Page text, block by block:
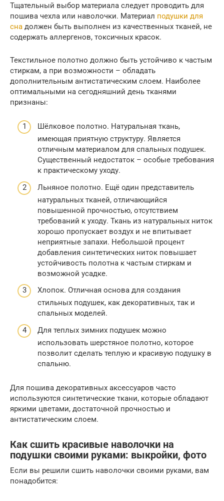
Тщательный выбор материала следует проводить для
пошива чехла или наволочки. Материал подушки для
сна должен быть выполнен из качественных тканей, не
содержать аллергенов, токсичных красок.
Текстильное полотно должно быть устойчиво к частым
стиркам, а при возможности – обладать
дополнительным антистатическим слоем. Наиболее
оптимальными на сегодняшний день тканями
признаны:
Шёлковое полотно. Натуральная ткань,
имеющая приятную структуру. Является
отличным материалом для спальных подушек.
Существенный недостаток – особые требования
к практическому уходу.
Льняное полотно. Ещё один представитель
натуральных тканей, отличающийся
повышенной прочностью, отсутствием
требований к уходу. Ткань из натуральных ниток
хорошо пропускает воздух и не впитывает
неприятные запахи. Небольшой процент
добавления синтетических ниток повышает
устойчивость полотна к частым стиркам и
возможной усадке.
Хлопок. Отличная основа для создания
стильных подушек, как декоративных, так и
спальных моделей.
Для теплых зимних подушек можно
использовать шерстяное полотно, которое
позволит сделать теплую и красивую подушку в
спальню.
Для пошива декоративных аксессуаров часто
используются синтетические ткани, которые обладают
яркими цветами, достаточной прочностью и
антистатическим слоем.
Как сшить красивые наволочки на
подушки своими руками: выкройки, фото
Если вы решили сшить наволочки своими руками, вам
понадобится: